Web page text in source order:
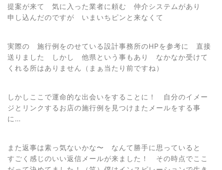
提案が来て 気に入った業者に頼む 仲介システムがあり
申し込んだのですが いまいちピンと来なくて
実際の 施行例をのせている設計事務所のHPを参考に 直接
送りました しかし 他県という事もあり なかなか受けて
くれる所はありません（まぁ当たり前ですね）
しかしここで運命的な出会いをすることに！ 自分のイメー
ジとリンクするお店の施行例を見つけまたメールをする事
に…
また返事は素っ気ないかな〜 なんて勝手に思っていると
すごく感じのいい返信メールが来ました！ その時点でここ